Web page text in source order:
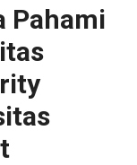
Pahami